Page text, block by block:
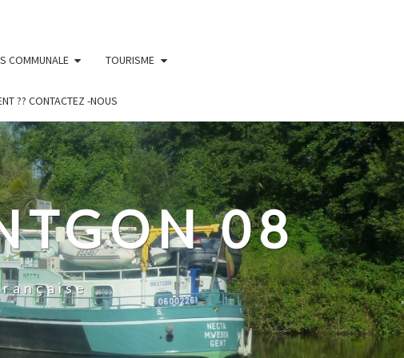
COMMUNALE TOURISME
?? CONTACTEZ -NOUS
08